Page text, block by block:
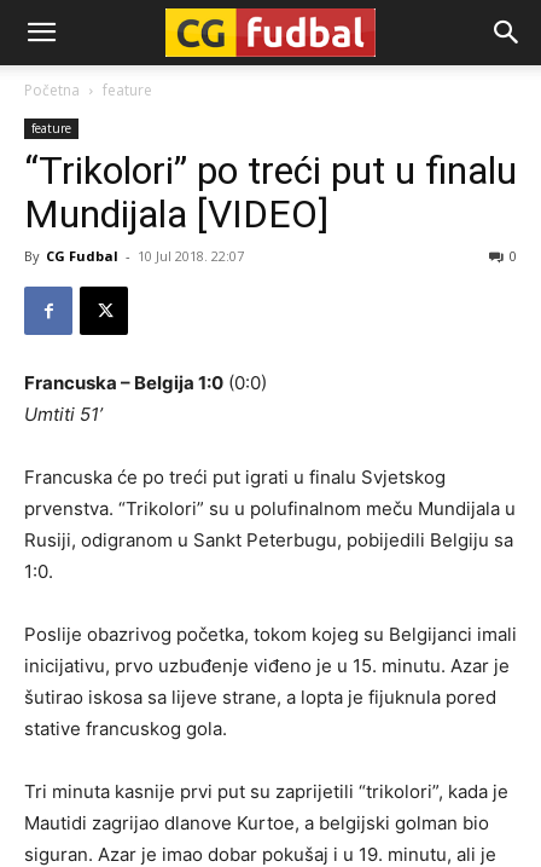
CG-
Fudbal
Početna feature
feature
“Trikolori” po treći put u finalu
Mundijala [VIDEO]
By CG Fudbal - 10 Jul 2018. 22:07 0
Francuska – Belgija 1:0 (0:0)
Umtiti 51’
Francuska će po treći put igrati u finalu Svjetskog
prvenstva. “Trikolori” su u polufinalnom meču Mundijala u
Rusiji, odigranom u Sankt Peterbugu, pobijedili Belgiju sa
1:0.
Poslije obazrivog početka, tokom kojeg su Belgijanci imali
inicijativu, prvo uzbuđenje viđeno je u 15. minutu. Azar je
šutirao iskosa sa lijeve strane, a lopta je fijuknula pored
stative francuskog gola.
Tri minuta kasnije prvi put su zaprijetili “trikolori”, kada je
Mautidi zagrijao dlanove Kurtoe, a belgijski golman bio
siguran. Azar je imao dobar pokušaj i u 19. minutu, ali je